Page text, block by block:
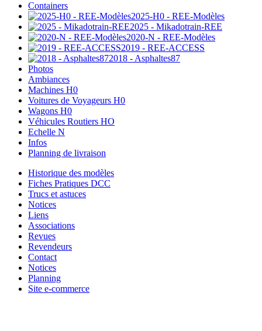
Containers
2025-H0 - REE-Modèles
2025 - Mikadotrain-REE
2020-N - REE-Modèles
2019 - REE-ACCESS
2018 - Asphaltes87
Photos
Ambiances
Machines H0
Voitures de Voyageurs H0
Wagons H0
Véhicules Routiers HO
Echelle N
Infos
Planning de livraison
Historique des modèles
Fiches Pratiques DCC
Trucs et astuces
Notices
Liens
Associations
Revues
Revendeurs
Contact
Notices
Planning
Site e-commerce